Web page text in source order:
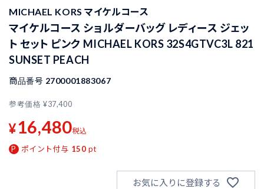
MICHAEL KORS マイケルコース
マイケルコース ショルダーバッグ レディース ジェッ
ト セット ピンク MICHAEL KORS 32S4GTVC3L 821
SUNSET PEACH
商品番号 2700001883067
参考価格 ¥37,400
¥16,480税込
ポイント付与 150 pt
お気に入りに登録する